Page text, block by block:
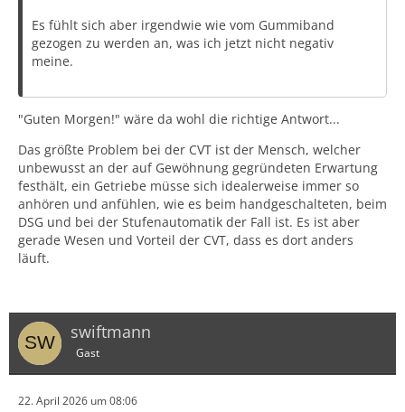
Es fühlt sich aber irgendwie wie vom Gummiband
gezogen zu werden an, was ich jetzt nicht negativ
meine.
"Guten Morgen!" wäre da wohl die richtige Antwort...
Das größte Problem bei der CVT ist der Mensch, welcher
unbewusst an der auf Gewöhnung gegründeten Erwartung
festhält, ein Getriebe müsse sich idealerweise immer so
anhören und anfühlen, wie es beim handgeschalteten, beim
DSG und bei der Stufenautomatik der Fall ist. Es ist aber
gerade Wesen und Vorteil der CVT, dass es dort anders
läuft.
swiftmann
Gast
22. April 2026 um 08:06